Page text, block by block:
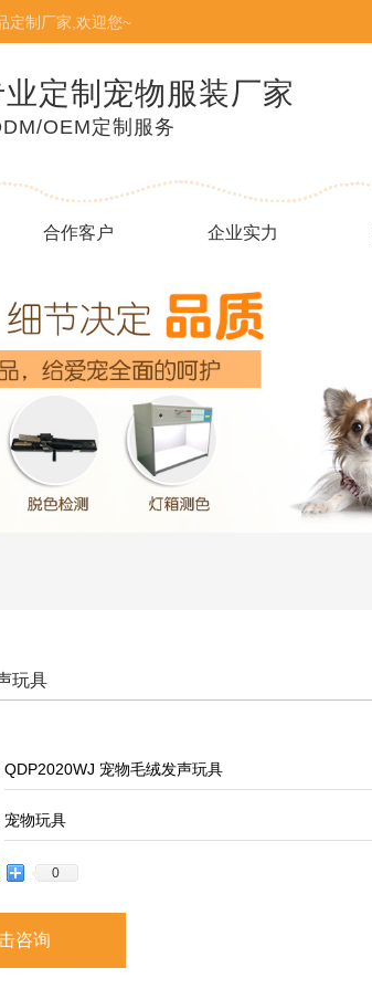
定制厂家,欢迎您~
定制宠物服装厂家
OEM定制服务
合作客户 企业实力
玩具
QDP2020WJ 宠物毛绒发声玩具
宠物玩具
0
咨询